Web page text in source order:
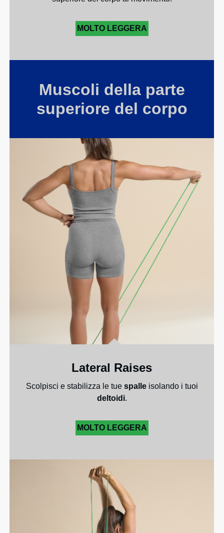
MOLTO LEGGERA
Muscoli della parte
superiore del corpo
Lateral Raises
Scolpisci e stabilizza le tue spalleisolando i tuoi
deltoidi.
MOLTO LEGGERA